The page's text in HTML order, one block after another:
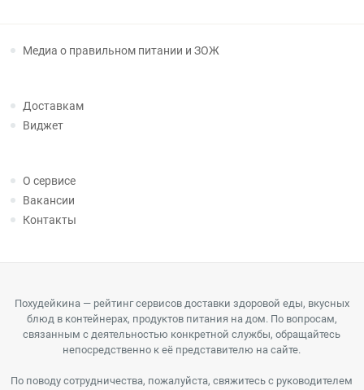
Медиа о правильном питании и ЗОЖ
Доставкам
Виджет
О сервисе
Вакансии
Контакты
Похудейкина — рейтинг сервисов доставки здоровой еды, вкусных
блюд в контейнерах, продуктов питания на дом. По вопросам,
связанным с деятельностью конкретной службы, обращайтесь
непосредственно к её представителю на сайте.
По поводу сотрудничества, пожалуйста, свяжитесь с руководителем